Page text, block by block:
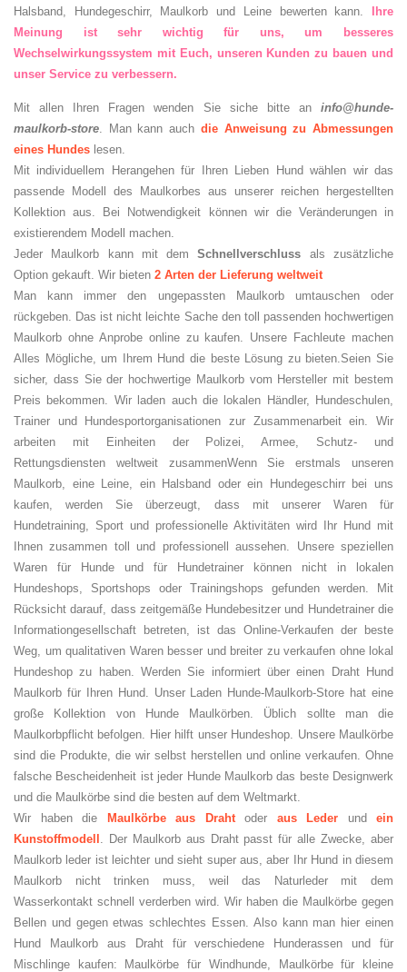
Halsband, Hundegeschirr, Maulkorb und Leine bewerten kann.
Ihre
Meinung ist sehr wichtig für uns, um besseres
Wechselwirkungssystem mit Euch, unseren Kunden zu bauen und
unser Service zu verbessern.
Mit allen Ihren Fragen wenden Sie siche bitte an info@hunde-
maulkorb-store . Man kann auch die Anweisung zu Abmessungen
eines Hundes lesen.
Mit individuellem Herangehen für Ihren Lieben Hund wählen wir das
passende Modell des Maulkorbes aus unserer reichen hergestellten
Kollektion aus. Bei Notwendigkeit können wir die Veränderungen in
existierendem Modell machen.
Jeder Maulkorb kann mit demSchnellverschluss als zusätzliche
Option gekauft. Wir bieten 2 Arten der Lieferung weltweit
Man kann immer den ungepassten Maulkorb umtauschen oder
rückgeben. Das ist nicht leichte Sache den toll passenden hochwertigen
Maulkorb ohne Anprobe online zu kaufen. Unsere Fachleute machen
Alles Mögliche, um Ihrem Hund die beste Lösung zu bieten.Seien Sie
sicher, dass Sie der hochwertige Maulkorb vom Hersteller mit bestem
Preis bekommen. Wir laden auch die lokalen Händler, Hundeschulen,
Trainer und Hundesportorganisationen zur Zusammenarbeit ein. Wir
arbeiten mit Einheiten der Polizei, Armee, Schutz- und
Rettungsdiensten weltweit zusammenWenn Sie erstmals unseren
Maulkorb, eine Leine, ein Halsband oder ein Hundegeschirr bei uns
kaufen, werden Sie überzeugt, dass mit unserer Waren für
Hundetraining, Sport und professionelle Aktivitäten wird Ihr Hund mit
Ihnen zusammen toll und professionell aussehen. Unsere speziellen
Waren für Hunde und für Hundetrainer können nicht in lokalen
Hundeshops, Sportshops oder Trainingshops gefunden werden. Mit
Rücksicht darauf, dass zeitgemäße Hundebesitzer und Hundetrainer die
Informationgesellschaft betreten, ist das Online-Verkaufen der beste
Weg, um qualitativen Waren besser und breiter zu verkaufen ohne lokal
Hundeshop zu haben.
Werden Sie informiert über einen Draht Hund
Maulkorb für Ihren Hund. Unser Laden Hunde-Maulkorb-Store hat eine
große Kollektion von Hunde Maulkörben. Üblich sollte man die
Maulkorbpflicht befolgen. Hier hilft unser Hundeshop. Unsere Maulkörbe
sind die Produkte, die wir selbst herstellen und online verkaufen. Ohne
falsche Bescheidenheit ist jeder Hunde Maulkorb das beste Designwerk
und die Maulkörbe sind die besten auf dem Weltmarkt.
Wir haben die
Maulkörbe aus Drahtoder aus Leder und ein
Kunstoffmodell
. Der Maulkorb aus Draht passt für alle Zwecke, aber
Maulkorb leder ist leichter und sieht super aus, aber Ihr Hund in diesem
Maulkorb nicht trinken muss, weil das Naturleder mit dem
Wasserkontakt schnell verderben wird. Wir haben die Maulkörbe gegen
Bellen und gegen etwas schlechtes Essen. Also kann man hier einen
Hund Maulkorb aus Draht für verschiedene Hunderassen und für
Mischlinge kaufen: Maulkörbe für Windhunde, Maulkörbe für kleine